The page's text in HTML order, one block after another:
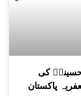
کی
پاکستان